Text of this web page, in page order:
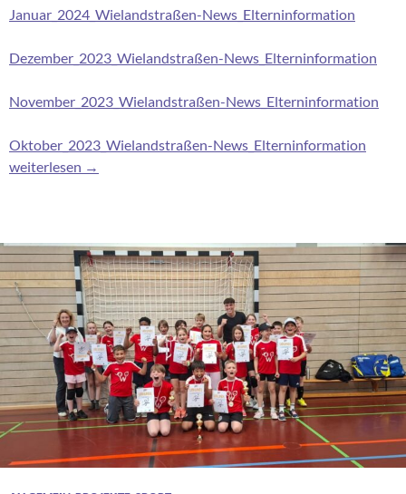
Januar_2024_Wielandstraßen-News_Elterninformation
Dezember_2023_Wielandstraßen-News_Elterninformation
November_2023_Wielandstraßen-News_Elterninformation
Oktober_2023_Wielandstraßen-News_Elterninformation
Wieland-News aktuell
weiterlesen →